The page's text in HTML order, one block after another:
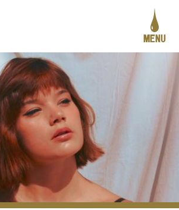
MENU
PROGRAMMATION
ACTION CULTURELLE
CRÉATION ARTISTIQUE
PRATIQUES ASSOCIATIVES
STUDIOS
INFOS PRATIQUES